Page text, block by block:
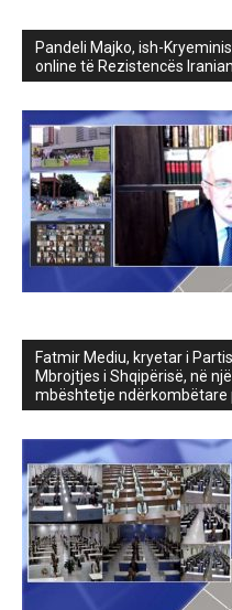
Pandeli Majko, ish-
online të Rezistencës
Fatmir Mediu, kryetar i
Mbrojtjes i Shqipërisë, në
mbështetje ndërkombëtare